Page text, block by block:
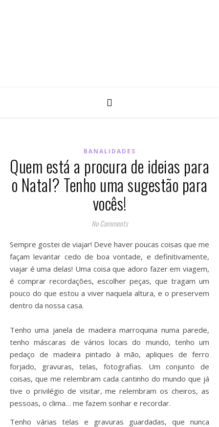
BANALIDADES
Quem está a procura de ideias para
o Natal? Tenho uma sugestão para
vocês!
No Comments
Sempre gostei de viajar! Deve haver poucas coisas que me
façam levantar cedo de boa vontade, e definitivamente,
viajar é uma delas! Uma coisa que adoro fazer em viagem,
é comprar recordações, escolher peças, que tragam um
pouco do que estou a viver naquela altura, e o preservem
dentro da nossa casa.
Tenho uma janela de madeira marroquina numa parede,
tenho máscaras de vários locais do mundo, tenho um
pedaço de madeira pintado à mão, apliques de ferro
forjado, gravuras, telas, fotografias. Um conjunto de
coisas, que me relembram cada cantinho do mundo que já
tive o privilégio de visitar, me relembram os cheiros, as
pessoas, o clima… me fazem sonhar e recordar.
Tenho várias telas e gravuras guardadas, que nunca